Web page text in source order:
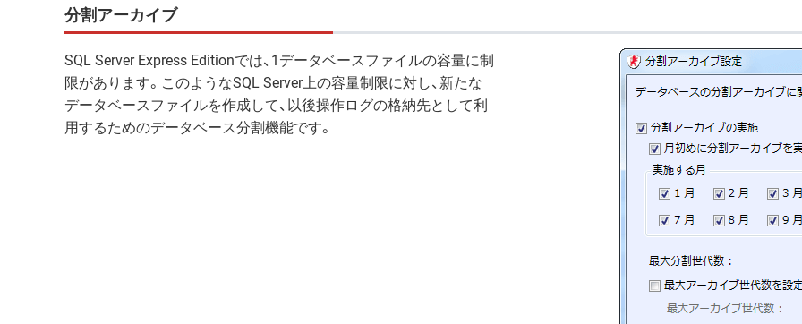
分割アーカイブ
SQL Server Express Editionでは、1データベースファイルの容量に制
限があります。このようなSQL Server上の容量制限に対し、新たな
データベースファイルを作成して、以後操作ログの格納先として利
用するためのデータベース分割機能です。